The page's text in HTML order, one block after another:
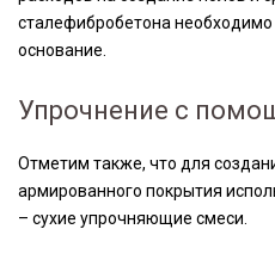
сталефибробетона
основание.
Упрочнение с
Отметим также, что для
армированного покрытия
– сухие упрочняющие смеси.